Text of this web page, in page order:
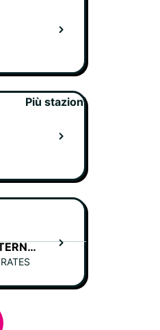
AEROPORTO DI ZAYED INTERNATIONALE - TERMINAL A
Più stazioni